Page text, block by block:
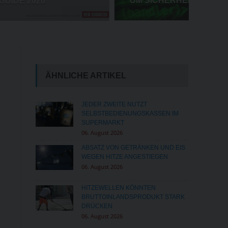
ÄHNLICHE ARTIKEL
JEDER ZWEITE NUTZT
SELBSTBEDIENUNGSKASSEN IM
SUPERMARKT
06. August 2026
ABSATZ VON GETRÄNKEN UND EIS
WEGEN HITZE ANGESTIEGEN
06. August 2026
HITZEWELLEN KÖNNTEN
BRUTTOINLANDSPRODUKT STARK
DRÜCKEN
06. August 2026